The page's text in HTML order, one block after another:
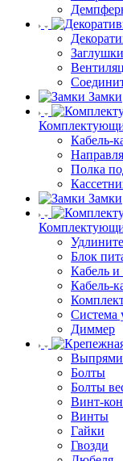
Заглушки
Замки
Кабель-
Полка
Замки
Блок
Кабель
Кабель-
Система
Диммер
Болты
Болты
Винт-
Винты
Гайки
Гвозди